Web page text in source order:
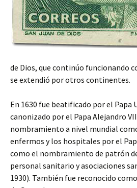
de Dios, que continúo funcionando
se extendió por otros continentes.
En 1630 fue beatificado por el Papa
canonizado por el Papa Alejandro
nombramiento a nivel mundial
enfermos y los hospitales por el
como el nombramiento de patrón
personal sanitario y asociaciones
1930). También fue reconocido